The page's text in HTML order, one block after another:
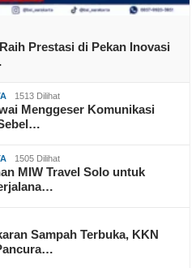
Prestasi di Pekan Inovasi
1513 Dilihat
Menggeser Komunikasi
1505 Dilihat
MIW Travel Solo untuk
Sampah Terbuka, KKN